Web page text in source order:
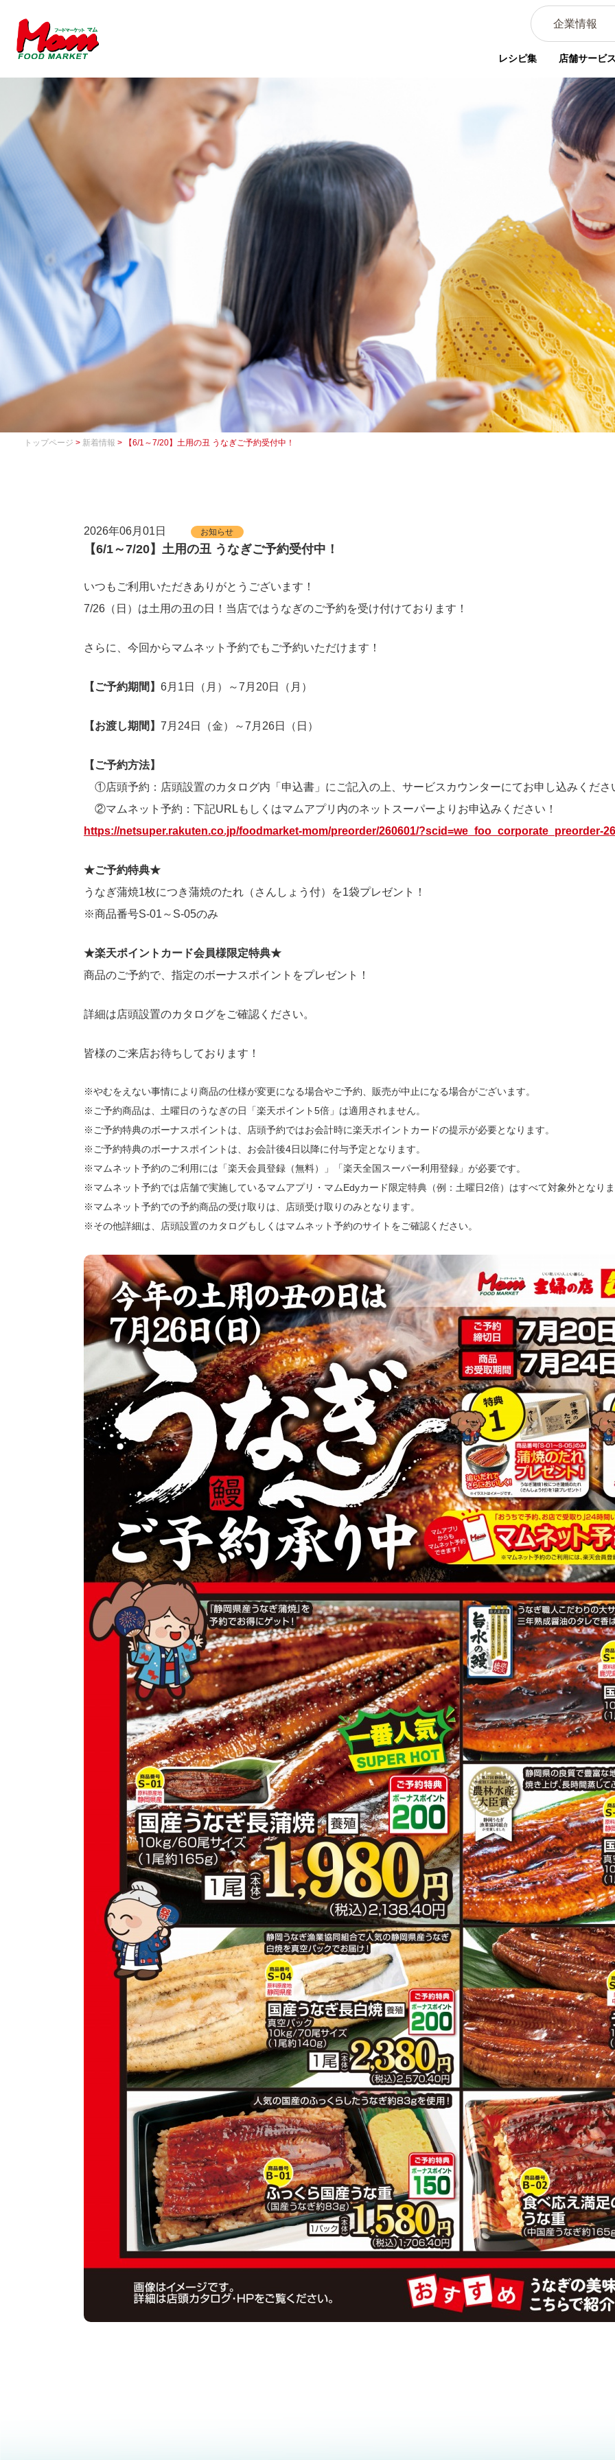
企業情報
レシピ集 店舗サービ
トップページ > 新着情報 > 【6/1～7/20】土用の丑 うなぎご予約受付中！
2026年06月01日 お知らせ
【6/1～7/20】土用の丑 うなぎご予約受付中！
いつもご利用いただきありがとうございます！
7/26（日）は土用の丑の日！当店ではうなぎのご予約を受け付けております！
さらに、今回からマムネット予約でもご予約いただけます！
【ご予約期間】 6月1日（月）～7月20日（月）
【お渡し期間】 7月24日（金）～7月26日（日）
【ご予約方法】
①店頭予約：店頭設置のカタログ内「申込書」にご記入の上、サービスカウンターにてお申し込みくださ
②マムネット予約：下記URLもしくはマムアプリ内のネットスーパーよりお申込みください！
https://netsuper.rakuten.co.jp/foodmarket-mom/preorder/260601/?scid=we_foo_corporate_preorder-
★ご予約特典★
うなぎ蒲焼1枚につき蒲焼のたれ（さんしょう付）を1袋プレゼント！
※商品番号S-01～S-05のみ
★楽天ポイントカード会員様限定特典★
商品のご予約で、指定のボーナスポイントをプレゼント！
詳細は店頭設置のカタログをご確認ください。
皆様のご来店お待ちしております！
※やむをえない事情により商品の仕様が変更になる場合やご予約、販売が中止になる場合がございます。
※ご予約商品は、土曜日のうなぎの日「楽天ポイント5倍」は適用されません。
※ご予約特典のボーナスポイントは、店頭予約ではお会計時に楽天ポイントカードの提示が必要となります。
※ご予約特典のボーナスポイントは、お会計後4日以降に付与予定となります。
※マムネット予約のご利用には「楽天会員登録（無料）」「楽天全国スーパー利用登録」が必要です。
※マムネット予約では店舗で実施しているマムアプリ・マムEdyカード限定特典（例：土曜日2倍）はすべて対象外となり
※マムネット予約での予約商品の受け取りは、店頭受け取りのみとなります。
※その他詳細は、店頭設置のカタログもしくはマムネット予約のサイトをご確認ください。